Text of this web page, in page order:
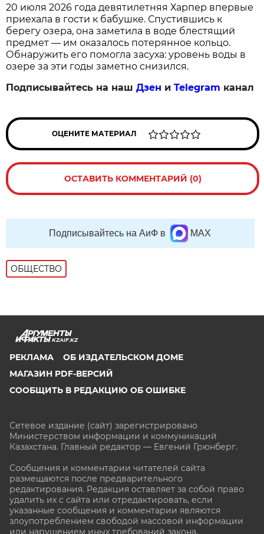
20 июля 2026 года девятилетняя Харпер впервые
приехала в гости к бабушке. Спустившись к
берегу озера, она заметила в воде блестящий
предмет — им оказалось потерянное кольцо.
Обнаружить его помогла засуха: уровень воды в
озере за эти годы заметно снизился.
Подписывайтесь на нашДзен иTelegram канал
ОЦЕНИТЕ МАТЕРИАЛ
ОСТАВИТЬ КОММЕНТАРИЙ (0)
Подписывайтесь на АиФ в MAX
ОБЩЕСТВО
KZAIF.KZ
РЕКЛАМА
ОБ ИЗДАТЕЛЬСКОМ ДОМЕ
МАГАЗИН PDF-ВЕРСИЙ
СООБЩИТЬ В РЕДАКЦИЮ ОБ ОШИБКЕ
Сетевое издание (сайт) зарегистрировано
Министерством информации и коммуникаций
Казахстана. Главный редактор — Евгений Грюнберг.
Сообщения и комментарии читателей сайта
размещаются после предварительного
редактирования. Редакция оставляет за собой право
удалить их с сайта или отредактировать, если
указанные сообщения и комментарии являются
злоупотреблением свободой массовой информации
или нарушением иных требований закона.